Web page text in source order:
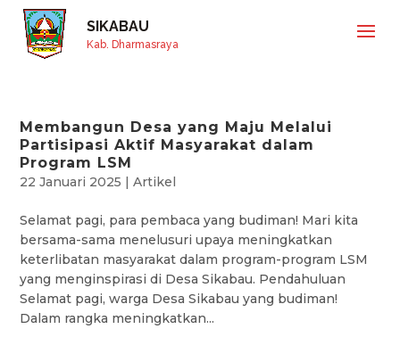
SIKABAU
Kab. Dharmasraya
Membangun Desa yang Maju Melalui
Partisipasi Aktif Masyarakat dalam
Program LSM
22 Januari 2025 |Artikel
Selamat pagi, para pembaca yang budiman! Mari kita
bersama-sama menelusuri upaya meningkatkan
keterlibatan masyarakat dalam program-program LSM
yang menginspirasi di Desa Sikabau. Pendahuluan
Selamat pagi, warga Desa Sikabau yang budiman!
Dalam rangka meningkatkan...